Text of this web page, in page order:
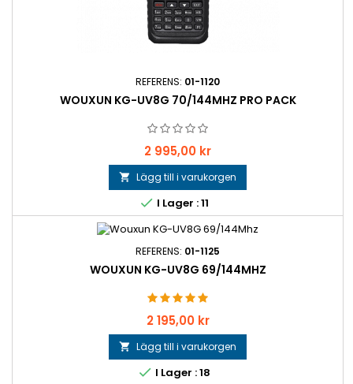
REFERENS: 01-1120
WOUXUN KG-UV8G 70/144MHZ PRO PACK
Pris
2 995,00 kr
 Lägg till i varukorgen
 I Lager : 11
REFERENS: 01-1125
WOUXUN KG-UV8G 69/144MHZ
Pris
2 195,00 kr
 Lägg till i varukorgen
 I Lager : 18